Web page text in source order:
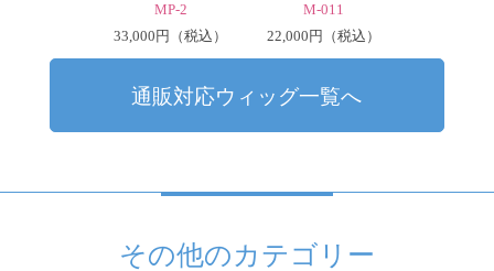
MP-2
33,000円
（税込）
M-011
22,000円
（税込）
通販対応ウィッグ一覧へ
その他のカテゴリー